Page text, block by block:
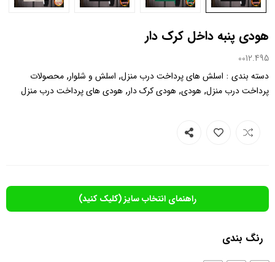
هودی پنبه داخل کرک دار
0012.495
دسته بندی : اسلش های پرداخت درب منزل, اسلش و شلوار, محصولات
پرداخت درب منزل, هودی, هودی کرک دار, هودی های پرداخت درب منزل
راهنمای انتخاب سایز (کلیک کنید)
رنگ بندی